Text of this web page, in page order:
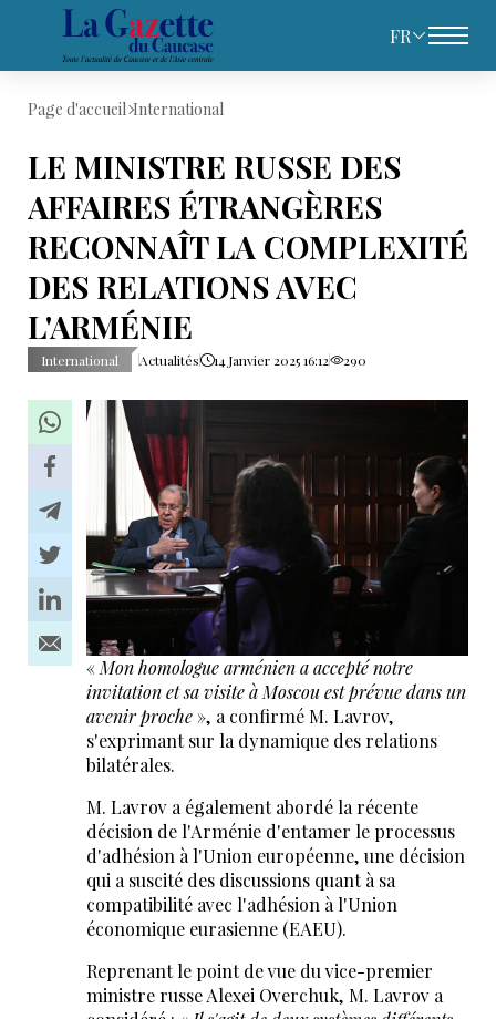
FR
Page d'accueil International
LE MINISTRE RUSSE DES
AFFAIRES ÉTRANGÈRES
RECONNAÎT LA COMPLEXITÉ
DES RELATIONS AVEC
L'ARMÉNIE
International Actualités 14 Janvier 2025 16:12 290
« Mon homologue arménien a accepté notre
invitation et sa visite à Moscou est prévue dans un
avenir proche», a confirmé M. Lavrov,
s'exprimant sur la dynamique des relations
bilatérales.
M. Lavrov a également abordé la récente
décision de l'Arménie d'entamer le processus
d'adhésion à l'Union européenne, une décision
qui a suscité des discussions quant à sa
compatibilité avec l'adhésion à l'Union
économique eurasienne (EAEU).
Reprenant le point de vue du vice-premier
ministre russe Alexei Overchuk, M. Lavrov a